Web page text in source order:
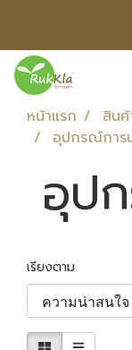
หน้าแรก สิน
อุปกรณ์การ
อุป
เรียงตาม